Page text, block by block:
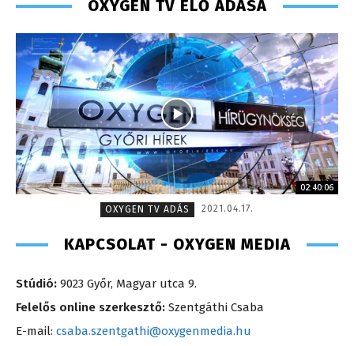
OXYGEN TV ÉLŐ ADÁSA
02:40:06
OXYGEN TV ADÁS
2021.04.17.
KAPCSOLAT - OXYGEN MEDIA
Stúdió: 9023 Győr, Magyar utca 9.
Felelős online szerkesztő: Szentgáthi Csaba
E-mail: csaba.szentgathi@oxygenmedia.hu